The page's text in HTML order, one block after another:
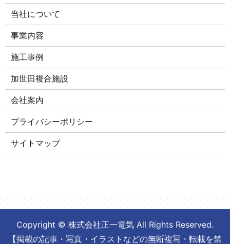
当社について
事業内容
施工事例
加世田複合施設
会社案内
プライバシーポリシー
サイトマップ
Copyright © 株式会社正一電気 All Rights Reserved.
【掲載の記事・写真・イラストなどの無断複写・転載を禁